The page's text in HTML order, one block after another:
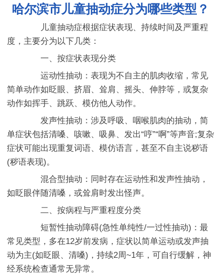
哈尔滨市儿童抽动症分为哪些类型？
儿童抽动症根据症状表现、持续时间及严重程
度，主要分为以下几类：
一、按症状表现分类
运动性抽动：表现为不自主的肌肉收缩，常见
简单动作如眨眼、挤眉、耸肩、摇头、伸脖等，或复杂
动作如挥手、跳跃、模仿他人动作。
发声性抽动：涉及呼吸、咽喉肌肉的抽动，简
单症状包括清嗓、咳嗽、吸鼻、发出“哼”“啊”等声音;复杂
症状可能出现重复词语、模仿语言，甚至不自主说秽语
(秽语表现)。
混合型抽动：同时存在运动性和发声性抽动，
如眨眼伴随清嗓，或耸肩时发出怪声。
二、按病程与严重程度分类
短暂性抽动障碍(急性单纯性/一过性抽动)：最
常见类型，多在12岁前发病，症状以简单运动或发声抽
动为主(如眨眼、清嗓)，持续2周~1年，可自行缓解，神
经系统检查通常无异常。